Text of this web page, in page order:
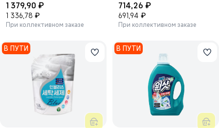
присыпки 3450мл.
1 379,90 ₽
1 336,78 ₽
При коллективном заказе
714,26 ₽
691,94 ₽
При коллективном заказе
В ПУТИ В ПУТИ